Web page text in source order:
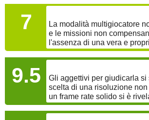
7
La modalità multigiocatore
e le missioni non
l'assenza di una vera e
9.5
Gli aggettivi per giudicarla si
scelta di una risoluzione
un frame rate solido si è